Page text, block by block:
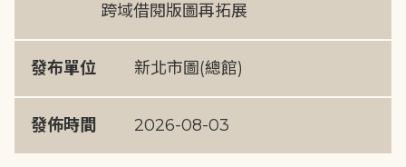
跨域借閱版圖再拓展
發布單位 新北市圖(總館)
發佈時間 2026-08-03